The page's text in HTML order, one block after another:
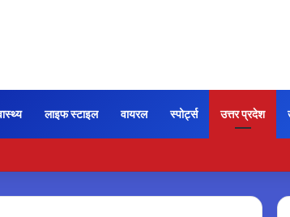
लाइफ स्टाइल वायरल स्पोर्ट्स उत्तर प्रदेश
खाना सही, डॉक्टर ने बताया सुरक्षित मात्रा…